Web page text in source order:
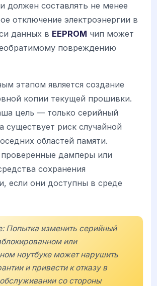
должен составлять не менее
отключение электроэнергии в
данных в EEPROM чип может
повреждению
этапом является создание
копии текущей прошивки.
цель — только серийный
существует риск случайной
областей памяти.
проверенные дамперы или
сохранения
если они доступны в среде
Попытка изменить серийный
или
ноутбуке может нарушить
и привести к отказу в
со стороны